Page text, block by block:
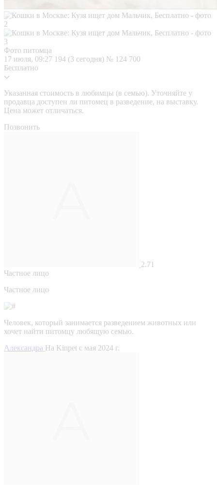
Фото питомца
17 июля, 09:27 194 (3 сегодня) № 124 700
Бесплатно
Указанная стоимость в любимцы (в семью). Уточняйте у
продавца доступен ли питомец в разведение, на выставку.
Цена может отличаться.
Позвонить
2.71
Частное лицо
Частное лицо
Человек, который занимается разведением животных или
хочет найти питомцу любящую семью.
Александра На Kinpet c мая 2024 г.